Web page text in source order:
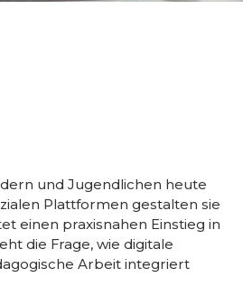
und Jugendlichen heute
Plattformen gestalten sie
einen praxisnahen Einstieg in
die Frage, wie digitale
Arbeit integriert